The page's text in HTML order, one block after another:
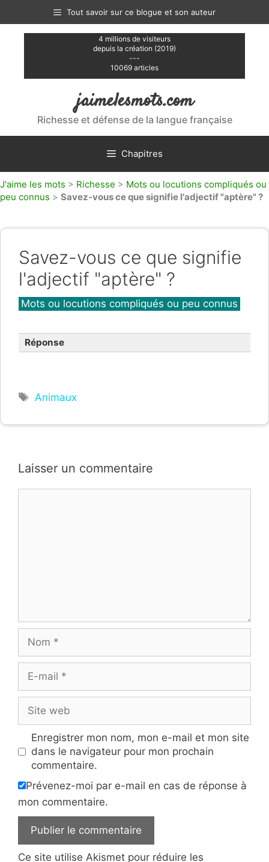
contenu
Tout savoir sur ce blogue et son auteur
4 millions de visiteurs
depuis la création (2019)
---
10069 articles
jaimelesmots.com
Richesse et défense de la langue française
Chapitres
J'aime les mots > Richesse > Mots ou locutions compliqués ou
peu connus > Savez-vous ce que signifie l'adjectif "aptère" ?
Savez-vous ce que signifie
l'adjectif "aptère" ?
Catégories
Mots ou locutions compliqués ou peu connus
Réponse
Étiquettes
Animaux
Laisser un commentaire
mail
web
Enregistrer mon nom, mon e-mail et mon site
dans le navigateur pour mon prochain
commentaire.
Prévenez-moi par e-mail en cas de réponse à
mon commentaire.
Ce site utilise Akismet pour réduire les